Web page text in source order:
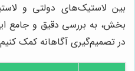
بین لاستیک‌های دولتی و
بخش، به بررسی دقیق و جامع
در تصمیم‌گیری آگاهانه کمک